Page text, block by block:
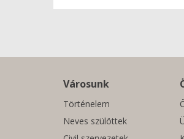
Városunk
Történelem
Neves szülöttek